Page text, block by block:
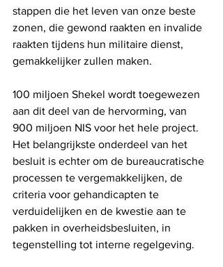
stappen die het leven van onze beste
zonen, die gewond raakten en invalide
raakten tijdens hun militaire dienst,
gemakkelijker zullen maken.
100 miljoen Shekel wordt toegewezen
aan dit deel van de hervorming, van
900 miljoen NIS voor het hele project.
Het belangrijkste onderdeel van het
besluit is echter om de bureaucratische
processen te vergemakkelijken, de
criteria voor gehandicapten te
verduidelijken en de kwestie aan te
pakken in overheidsbesluiten, in
tegenstelling tot interne regelgeving.